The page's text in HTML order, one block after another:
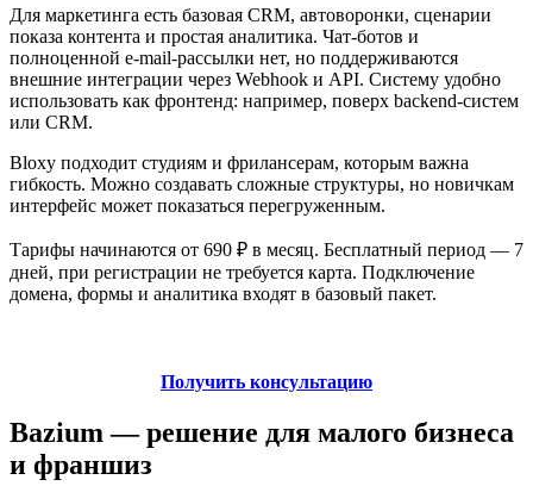
Для маркетинга есть базовая CRM, автоворонки, сценарии
показа контента и простая аналитика. Чат‑ботов и
полноценной e-mail‑рассылки нет, но поддерживаются
внешние интеграции через Webhook и API. Систему удобно
использовать как фронтенд: например, поверх backend‑систем
или CRM.
Bloxy подходит студиям и фрилансерам, которым важна
гибкость. Можно создавать сложные структуры, но новичкам
интерфейс может показаться перегруженным.
Тарифы начинаются от 690 ₽ в месяц. Бесплатный период — 7
дней, при регистрации не требуется карта. Подключение
домена, формы и аналитика входят в базовый пакет.
Получить консультацию
Bazium — решение для малого бизнеса
и франшиз